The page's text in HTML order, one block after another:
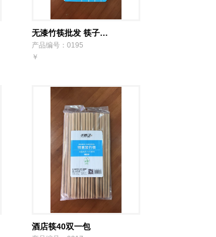
无漆竹筷批发 筷子…
产品编号：0195
￥
酒店筷40双一包